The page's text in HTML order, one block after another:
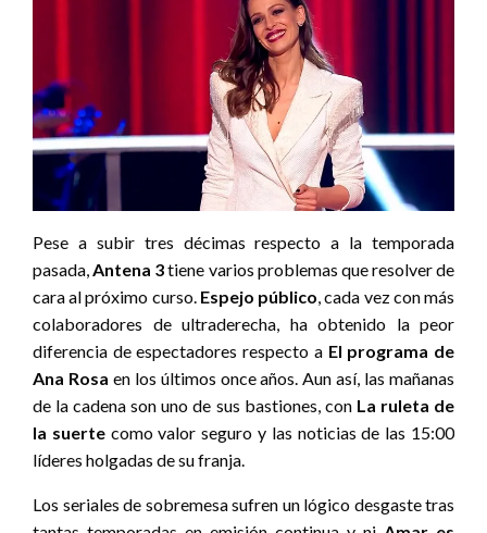
Pese a subir tres décimas respecto a la temporada
pasada, Antena 3tiene varios problemas que resolver de
cara al próximo curso. Espejo público , cada vez con más
colaboradores de ultraderecha, ha obtenido la peor
diferencia de espectadores respecto a El programa de
Ana Rosa en los últimos once años. Aun así, las mañanas
de la cadena son uno de sus bastiones, con La ruleta de
la suertecomo valor seguro y las noticias de las 15:00
líderes holgadas de su franja.
Los seriales de sobremesa sufren un lógico desgaste tras